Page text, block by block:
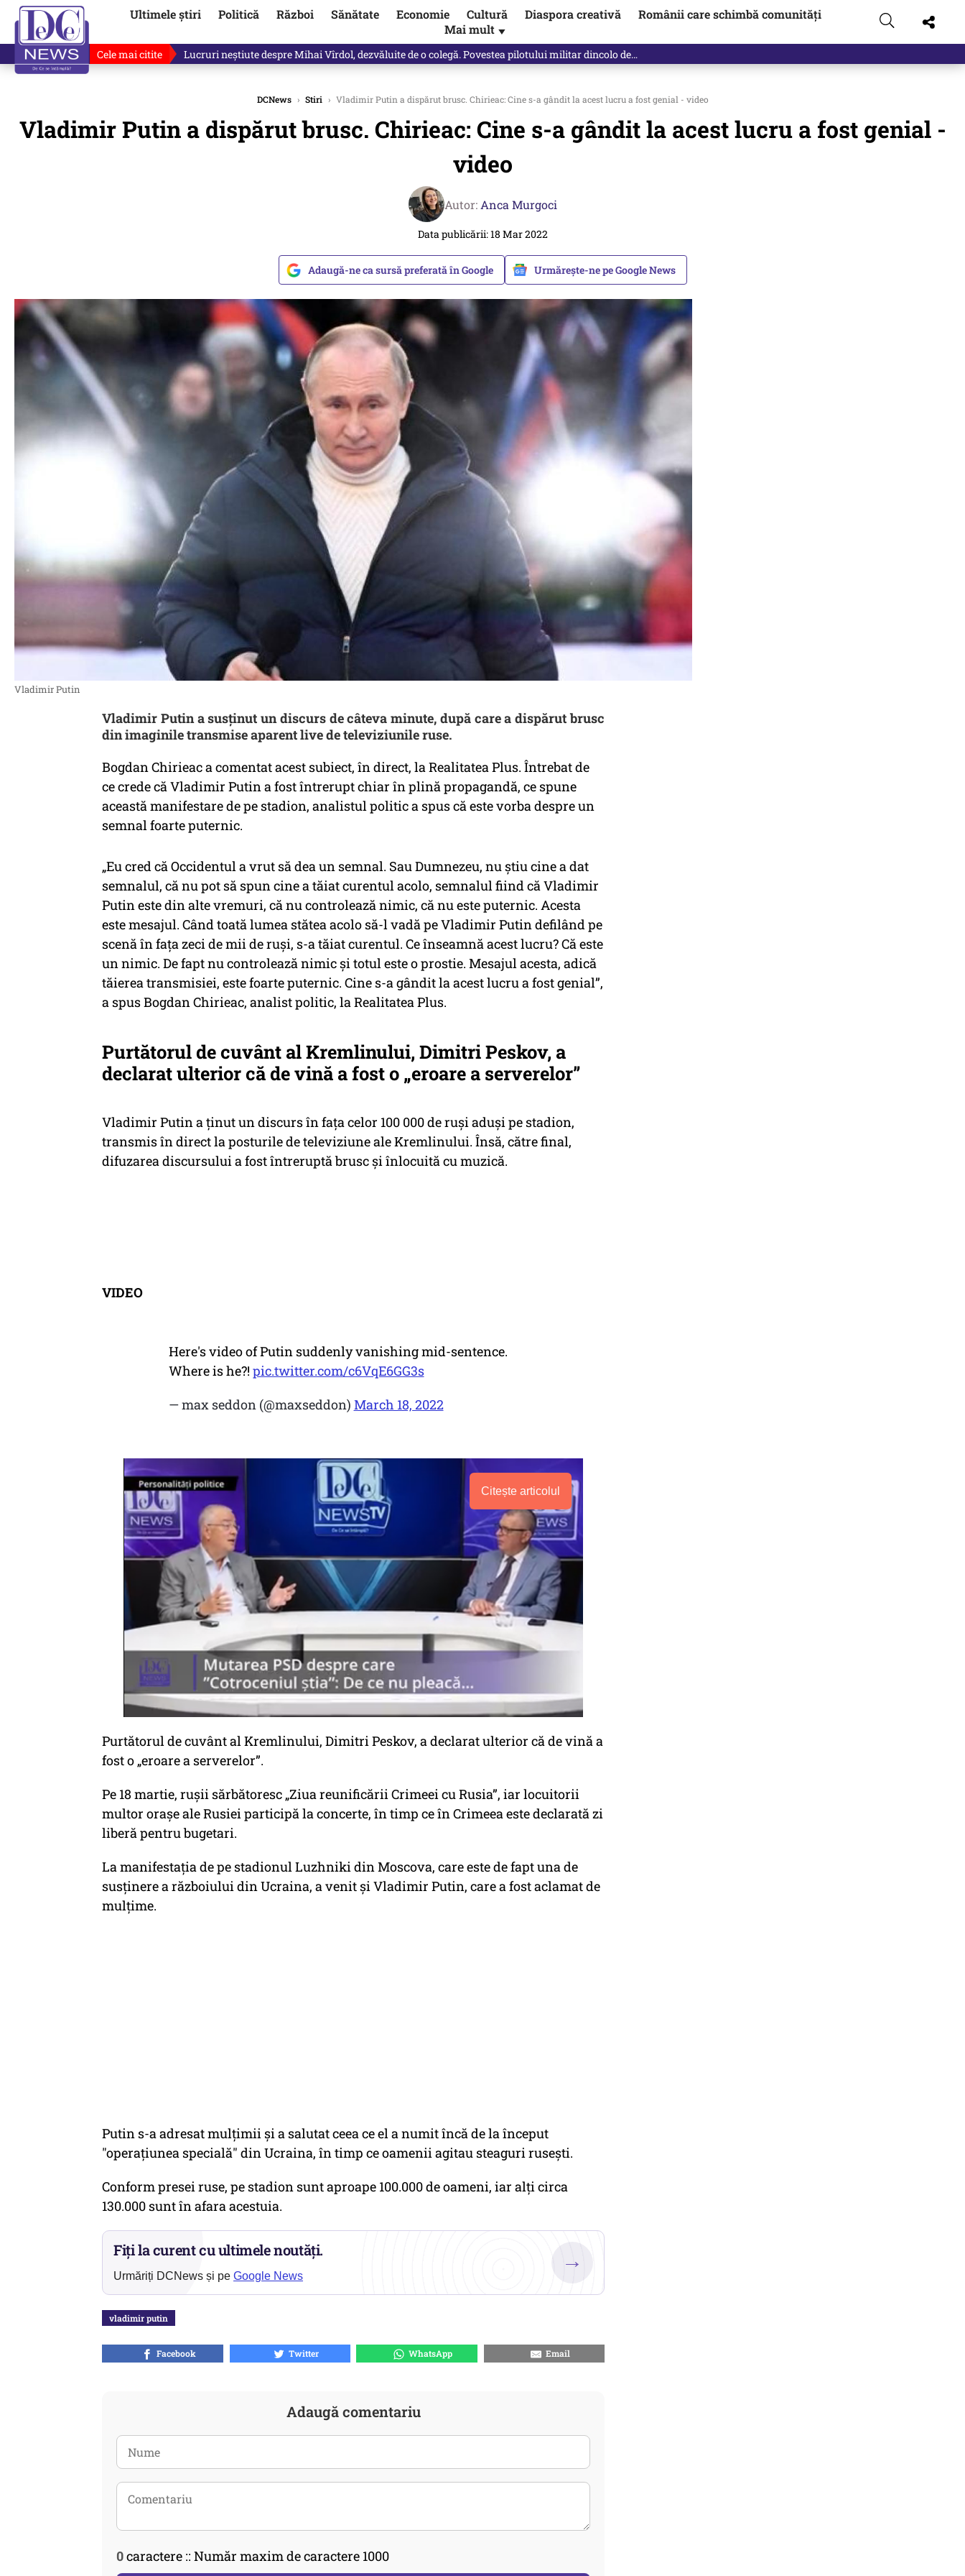
Ultimele știri Politică Război Sănătate Economie Cultură Diaspora creativă
Românii care schimbă comunități
Mai mult ▼
Cele mai citite Ilie Bolojan, gafă în direct despre „omul harnic“ / video
DCNews › Stiri › Vladimir Putin a dispărut brusc. Chirieac: Cine s-a gândit la acest lucru a fost genial - video
Vladimir Putin a dispărut brusc. Chirieac: Cine s-a gândit la acest lucru a fost genial -
video
Autor: Anca Murgoci
Data publicării: 18 Mar 2022
Adaugă-ne ca sursă preferată în Google Urmărește-ne pe Google News
Vladimir Putin
Vladimir Putin a susținut un discurs de câteva minute, după care a dispărut brusc
din imaginile transmise aparent live de televiziunile ruse.
Bogdan Chirieac a comentat acest subiect, în direct, la Realitatea Plus. Întrebat de
ce crede că Vladimir Putin a fost întrerupt chiar în plină propagandă, ce spune
această manifestare de pe stadion, analistul politic a spus că este vorba despre un
semnal foarte puternic.
„Eu cred că Occidentul a vrut să dea un semnal. Sau Dumnezeu, nu știu cine a dat
semnalul, că nu pot să spun cine a tăiat curentul acolo, semnalul fiind că Vladimir
Putin este din alte vremuri, că nu controlează nimic, că nu este puternic. Acesta
este mesajul. Când toată lumea stătea acolo să-l vadă pe Vladimir Putin defilând pe
scenă în fața zeci de mii de ruși, s-a tăiat curentul. Ce înseamnă acest lucru? Că este
un nimic. De fapt nu controlează nimic și totul este o prostie. Mesajul acesta, adică
tăierea transmisiei, este foarte puternic. Cine s-a gândit la acest lucru a fost genial”,
a spus Bogdan Chirieac, analist politic, la Realitatea Plus.
Purtătorul de cuvânt al Kremlinului, Dimitri Peskov, a
declarat ulterior că de vină a fost o „eroare a serverelor”
Vladimir Putin a ținut un discurs în fața celor 100 000 de ruși aduși pe stadion,
transmis în direct la posturile de televiziune ale Kremlinului. Însă, către final,
difuzarea discursului a fost întreruptă brusc și înlocuită cu muzică.
VIDEO
Here's video of Putin suddenly vanishing mid-sentence.
Where is he?! pic.twitter.com/c6VqE6GG3s
— max seddon (@maxseddon) March 18, 2022
Citește articolul
Purtătorul de cuvânt al Kremlinului, Dimitri Peskov, a declarat ulterior că de vină a
fost o „eroare a serverelor”.
Pe 18 martie, rușii sărbătoresc „Ziua reunificării Crimeei cu Rusia”, iar locuitorii
multor orașe ale Rusiei participă la concerte, în timp ce în Crimeea este declarată zi
liberă pentru bugetari.
La manifestația de pe stadionul Luzhniki din Moscova, care este de fapt una de
susținere a războiului din Ucraina, a venit și Vladimir Putin, care a fost aclamat de
mulțime.
Putin s-a adresat mulțimii și a salutat ceea ce el a numit încă de la început
"operațiunea specială" din Ucraina, în timp ce oamenii agitau steaguri rusești.
Conform presei ruse, pe stadion sunt aproape 100.000 de oameni, iar alți circa
130.000 sunt în afara acestuia.
Fiți la curent cu ultimele noutăți.
Urmăriți DCNews și pe Google News
→
vladimir putin
Facebook Twitter WhatsApp Email
Adaugă comentariu
0caractere :: Număr maxim de caractere 1000